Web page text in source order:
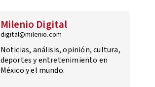
Milenio Digital
digital@milenio.com
Noticias, análisis, opinión, cultura,
deportes y entretenimiento en
México y el mundo.